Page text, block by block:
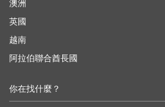
澳洲
英國
越南
阿拉伯聯合酋長國
你在找什麼？